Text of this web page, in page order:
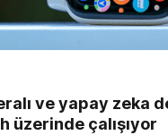
ve yapay zeka
üzerinde çalışıyor